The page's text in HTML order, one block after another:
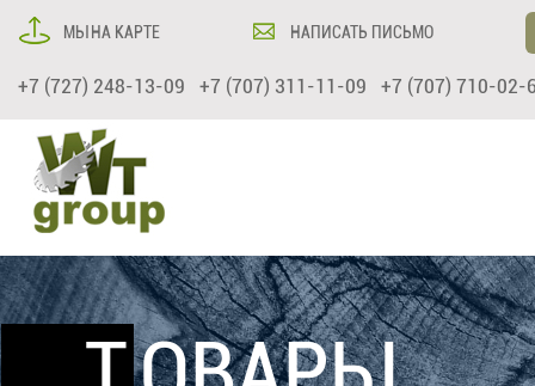
МЫ НА КАРТЕ НАПИСАТЬ ПИСЬМО
+7 (727) 248-13-09 +7 (707) 311-11-09 +7 (707) 710-02-